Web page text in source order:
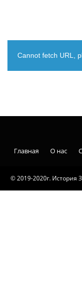
Cannot fetch URL,
© 2019-2020г. История
Главная О нас